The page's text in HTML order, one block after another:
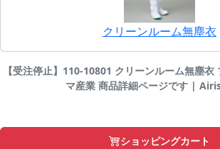
クリーンルーム無塵衣
【受注停止】110-10801 クリーンルーム無塵
マ産業 商品詳細ページです |
ショッピングカート